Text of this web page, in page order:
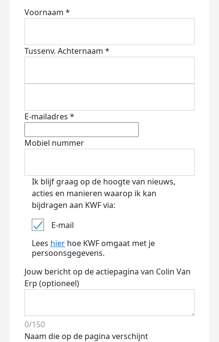
Voornaam *
Tussenv. Achternaam *
E-mailadres *
Mobiel nummer
Ik blijf graag op de hoogte van nieuws,
acties en manieren waarop ik kan
bijdragen aan KWF via:
E-mail
Lees hier hoe KWF omgaat met je
persoonsgegevens.
Jouw bericht op de actiepagina van Colin Van
Erp (optioneel)
0/150
Naam die op de pagina verschijnt